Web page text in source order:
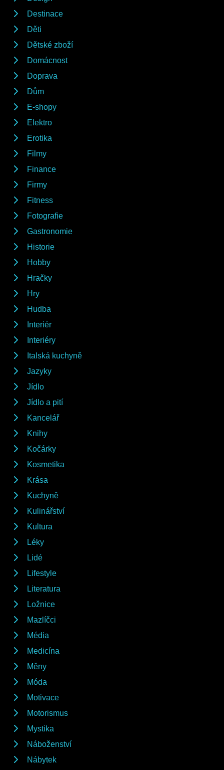
Destinace
Děti
Dětské zboží
Domácnost
Doprava
Dům
E-shopy
Elektro
Erotika
Filmy
Finance
Firmy
Fitness
Fotografie
Gastronomie
Historie
Hobby
Hračky
Hry
Hudba
Interiér
Interiéry
Italská kuchyně
Jazyky
Jídlo
Jídlo a pití
Kancelář
Knihy
Kočárky
Kosmetika
Krása
Kuchyně
Kulinářství
Kultura
Léky
Lidé
Lifestyle
Literatura
Ložnice
Mazlíčci
Média
Medicína
Měny
Móda
Motivace
Motorismus
Mystika
Náboženství
Nábytek